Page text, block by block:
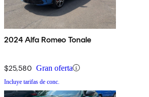
2024 Alfa Romeo Tonale
$25,580 Gran oferta
Incluye tarifas de conc.